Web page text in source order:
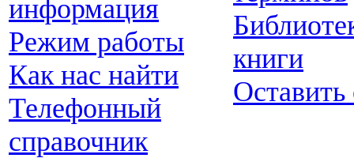
информация
Режим работы
Как нас найти
Телефонный
справочник
книги
Оставить